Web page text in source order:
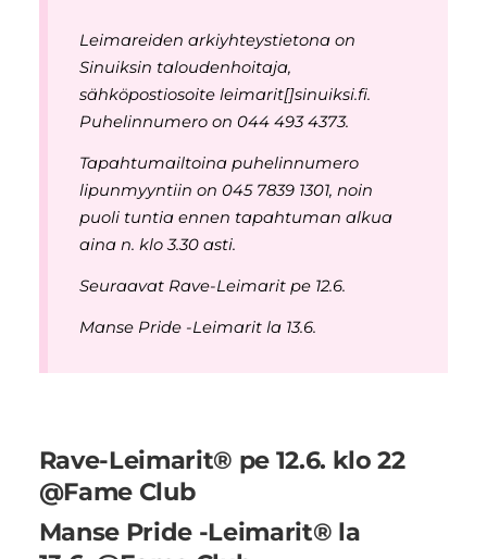
Leimareiden arkiyhteystietona on
Sinuiksin taloudenhoitaja,
sähköpostiosoite leimarit[]sinuiksi.fi.
Puhelinnumero on 044 493 4373.
Tapahtumailtoina puhelinnumero
lipunmyyntiin on 045 7839 1301, noin
puoli tuntia ennen tapahtuman alkua
aina n. klo 3.30 asti.
Seuraavat Rave-Leimarit pe 12.6.
Manse Pride -Leimarit la 13.6.
Rave-Leimarit® pe 12.6. klo 22
@Fame Club
Manse Pride -Leimarit® la